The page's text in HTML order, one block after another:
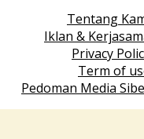
Tentang
Iklan &
Privacy
Term of
Pedoman Media